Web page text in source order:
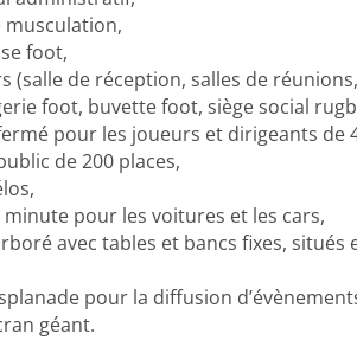
foot,
(salle de réception, salles de
foot, buvette foot, siège social
pour les joueurs et dirigeants de
de 200 places,
pour les voitures et les cars,
avec tables et bancs fixes, situés
pour la diffusion
géant.